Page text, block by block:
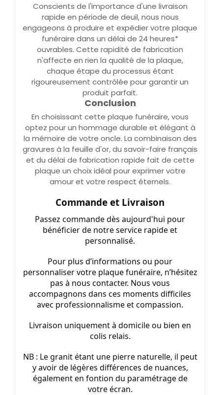
Conscients de l'importance d'une livraison
rapide en période de deuil, nous nous
engageons à produire et expédier votre plaque
funéraire dans un délai de 24 heures*
ouvrables. Cette rapidité de fabrication
n'affecte en rien la qualité de la plaque,
chaque étape du processus étant
rigoureusement contrôlée pour garantir un
produit parfait.
Conclusion
En choisissant cette plaque funéraire, vous
optez pour un hommage durable et élégant à
la mémoire de votre oncle. La combinaison des
gravures à la feuille d'or, du savoir-faire français
et du délai de fabrication rapide fait de cette
plaque un choix idéal pour exprimer votre
amour et votre respect éternels.
Commande et Livraison
Passez commande dès aujourd'hui pour
bénéficier de notre service rapide et
personnalisé.
Pour plus d’informations ou pour
personnaliser votre plaque funéraire, n’hésitez
pas à nous contacter. Nous vous
accompagnons dans ces moments difficiles
avec professionnalisme et compassion.
Livraison uniquement à domicile ou bien en
colis relais.
NB : Le granit étant une pierre naturelle, il peut
y avoir de légères différences de nuances,
également en fontion du paramétrage de
votre écran.